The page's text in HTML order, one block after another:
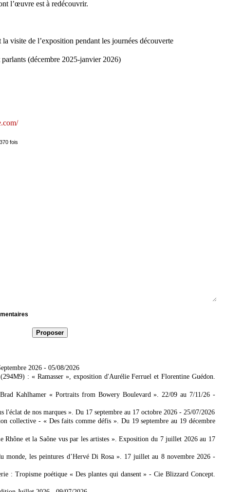
l’œuvre est à redécouvrir.
visite de l’exposition pendant les journées découverte
(décembre 2025-janvier 2026)
fois
2026 - 05/08/2026
: « Ramasser », exposition d'Aurélie Ferruel et Florentine Guédon.
Kahlhamer « Portraits from Bowery Boulevard ». 22/09 au 7/11/26 -
l'éclat de nos marques ». Du 17 septembre au 17 octobre 2026 - 25/07/2026
collective - « Des faits comme défis ». Du 19 septembre au 19 décembre
et la Saône vus par les artistes ». Exposition du 7 juillet 2026 au 17
monde, les peintures d’Hervé Di Rosa ». 17 juillet au 8 novembre 2026 -
: Tropisme poétique « Des plantes qui dansent » - Cie Blizzard Concept.